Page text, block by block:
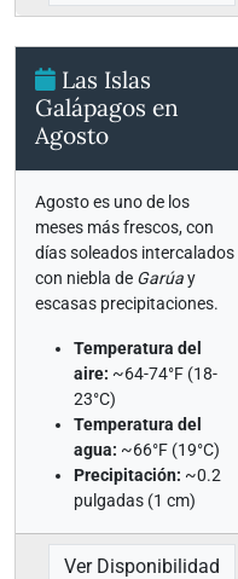
Las Islas
Galápagos en
Agosto
Agosto es uno de los
meses más frescos, con
días soleados intercalados
con niebla de Garúay
escasas precipitaciones.
Temperatura del
aire: ~64-74°F (18-
23°C)
Temperatura del
agua: ~66°F (19°C)
Precipitación: ~0.2
pulgadas (1 cm)
Ver Disponibilidad